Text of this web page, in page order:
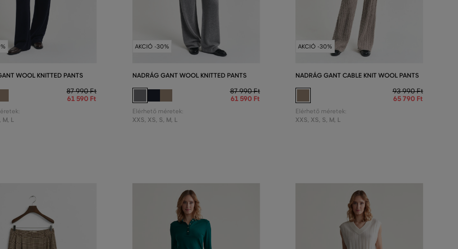
WOOL KNITTED PANTS
87 990 Ft
61 590 Ft
, M, L
AKCIÓ -30%
NADRÁG GANT WOOL KNITTED PANTS
87 990 Ft
61 590 Ft
Elérhető méretek:
XXS, XS, S, M, L
AKCIÓ -30%
NADRÁG GANT CABLE KNIT WOOL PANTS
93 990 Ft
65 790 Ft
Elérhető méretek:
XXS, XS, S, M, L